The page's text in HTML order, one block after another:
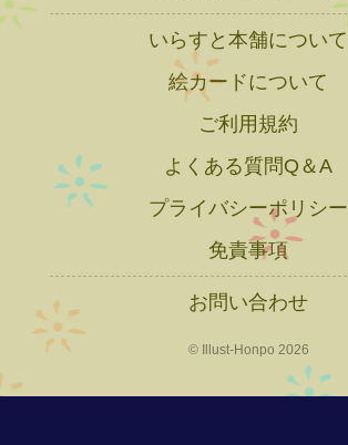
いらすと本舗について
絵カードについて
ご利用規約
よくある質問Q＆A
プライバシーポリシー
免責事項
お問い合わせ
© Illust-Honpo 2026